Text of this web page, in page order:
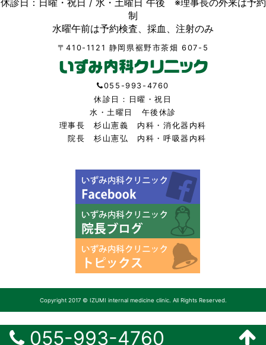
休診日：日曜・祝日 / 水・土曜日 午後 ※理事長の外来は予約
制
水曜午前は予約検査、採血、注射のみ
〒410-1121 静岡県裾野市茶畑 607-5
055-993-4760
休診日：日曜・祝日
水・土曜日 午後休診
理事長 杉山憲義 内科・消化器内科
院長 杉山憲弘 内科・呼吸器内科
Copyright 2017 © IZUMI internal medicine clinic. All Rights Reserved.
055-993-4760